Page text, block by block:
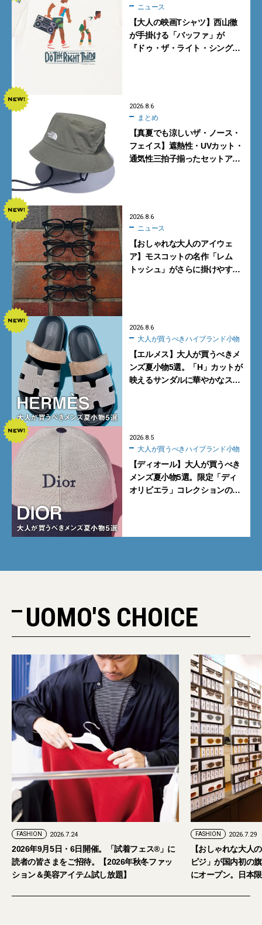
ニュース
【大人の映画Tシャツ】西山徹
が手掛ける「バッファ」が
『ドゥ・ザ・ライト・シング』
2026.8.6
まとめ
【真夏でも涼しいザ・ノース・
フェイス】遮熱性・UVカット・
通気性三拍子揃ったセットアッ
2026.8.6
ニュース
【おしゃれな大人のアイウェ
ア】モスコットの名作「レム
トッシュ」がさらに掛けやす
2026.8.6
大人が買うべきハイブランド小物
【エルメス】大人が買うべきメ
ンズ夏小物5選。「H」カットが
映えるサンダルに華やかなス
2026.8.5
大人が買うべきハイブランド小物
【ディオール】大人が買うべき
メンズ夏小物5選。限定「ディ
オリビエラ」コレクションの
UOMO'S CHOICE
試着フェス®︎」に
年秋冬ファッ
題】
【おしゃれな大人のアイウェア】パリ発「イジ
ピジ」が国内初の旗艦店をキャットストリート
にオープン。日本限定サングラスも登場